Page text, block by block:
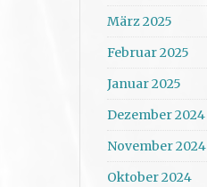
März 2025
Februar 2025
Januar 2025
Dezember 2024
November 2024
Oktober 2024